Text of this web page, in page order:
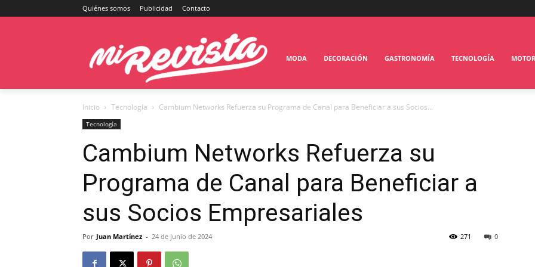
Quiénes somos Publicidad Contacto
MODA DECORACIÓN GASTRONOMÍA TECNOLOGÍA MOTOR
Inicio Tecnología Cambium Networks Refuerza su Programa de Canal para Beneficiar a sus Socios...
Tecnología
Cambium Networks Refuerza su
Programa de Canal para Beneficiar a
sus Socios Empresariales
Por Juan Martínez - 24 de junio de 2024 0
271